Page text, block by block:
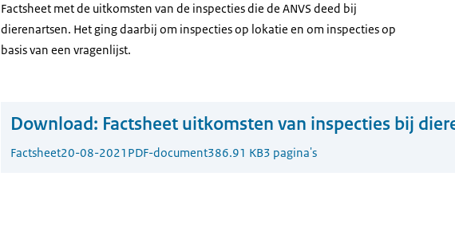
Factsheet met de uitkomsten van de inspecties die de ANVS deed bij
dierenartsen. Het ging daarbij om inspecties op lokatie en om inspecties op
basis van een vragenlijst.
Download: Factsheet uitkomsten van inspecties bij
Factsheet20-08-2021 PDF-document386.91 KB3 pagina's